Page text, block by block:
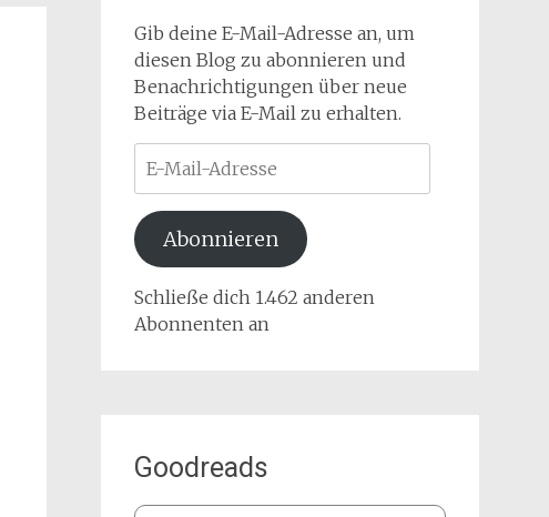
Gib deine E-Mail-Adresse an, um
diesen Blog zu abonnieren und
Benachrichtigungen über neue
Beiträge via E-Mail zu erhalten.
Mail-
Adresse
Abonnieren
Schließe dich 1.462 anderen
Abonnenten an
Goodreads